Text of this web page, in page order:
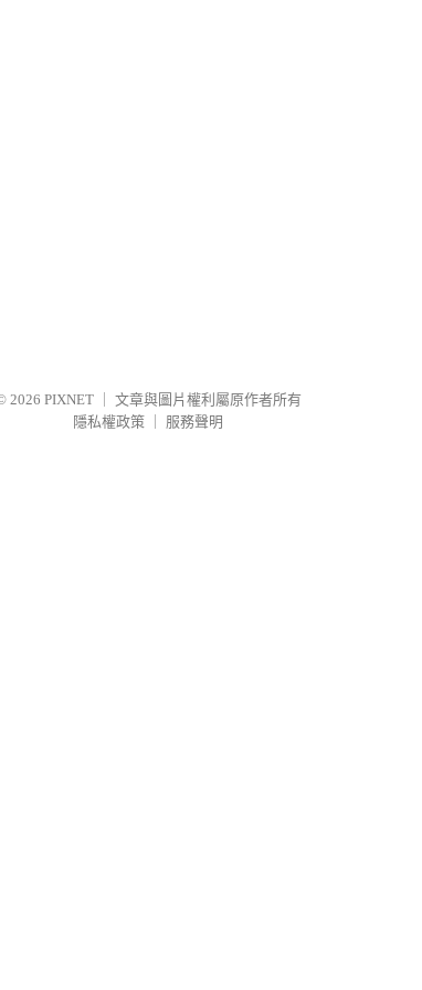
2026 PIXNET
文章與圖片權利屬原作者所有
隱私權政策
服務聲明